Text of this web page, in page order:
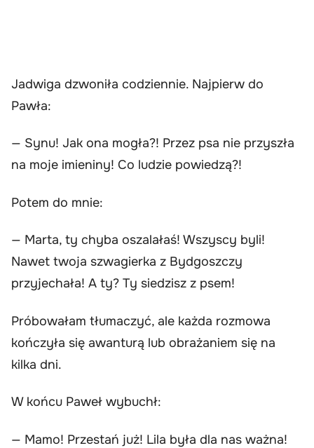
Jadwiga dzwoniła codziennie. Najpierw do
Pawła:
— Synu! Jak ona mogła?! Przez psa nie przyszła
na moje imieniny! Co ludzie powiedzą?!
Potem do mnie:
— Marta, ty chyba oszalałaś! Wszyscy byli!
Nawet twoja szwagierka z Bydgoszczy
przyjechała! A ty? Ty siedzisz z psem!
Próbowałam tłumaczyć, ale każda rozmowa
kończyła się awanturą lub obrażaniem się na
kilka dni.
W końcu Paweł wybuchł:
— Mamo! Przestań już! Lila była dla nas ważna!